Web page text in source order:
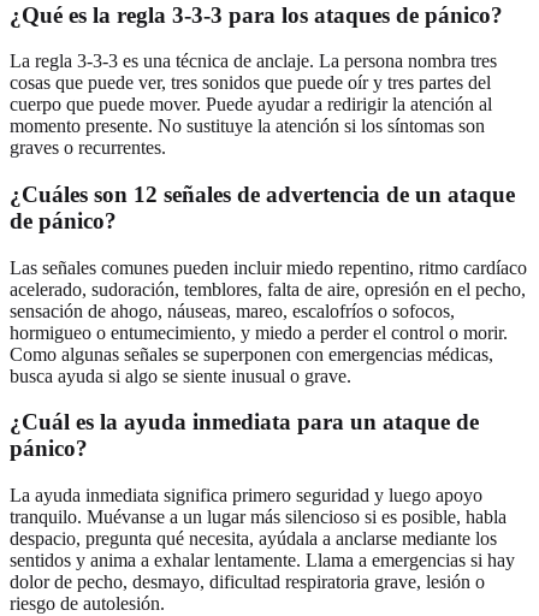
¿Qué es la regla 3-3-3 para los ataques de pánico?
La regla 3-3-3 es una técnica de anclaje. La persona nombra tres
cosas que puede ver, tres sonidos que puede oír y tres partes del
cuerpo que puede mover. Puede ayudar a redirigir la atención al
momento presente. No sustituye la atención si los síntomas son
graves o recurrentes.
¿Cuáles son 12 señales de advertencia de un ataque
de pánico?
Las señales comunes pueden incluir miedo repentino, ritmo cardíaco
acelerado, sudoración, temblores, falta de aire, opresión en el pecho,
sensación de ahogo, náuseas, mareo, escalofríos o sofocos,
hormigueo o entumecimiento, y miedo a perder el control o morir.
Como algunas señales se superponen con emergencias médicas,
busca ayuda si algo se siente inusual o grave.
¿Cuál es la ayuda inmediata para un ataque de
pánico?
La ayuda inmediata significa primero seguridad y luego apoyo
tranquilo. Muévanse a un lugar más silencioso si es posible, habla
despacio, pregunta qué necesita, ayúdala a anclarse mediante los
sentidos y anima a exhalar lentamente. Llama a emergencias si hay
dolor de pecho, desmayo, dificultad respiratoria grave, lesión o
riesgo de autolesión.